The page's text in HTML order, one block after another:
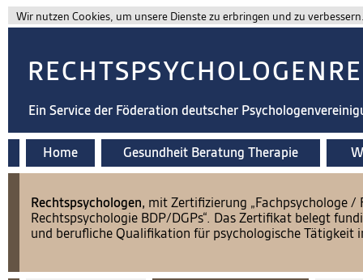
Wir nutzen Cookies, um unsere Dienste zu erbringen und zu
Ein Service der Föderation deutscher
Home Gesundheit Beratung Therapie
​Rechtspsychologen, mit Zertifizierung „Fachpsychologe /
Rechtspsychologie BDP/DGPs“. Das Zertifikat belegt
und berufliche Qualifikation für psychologische Tätigkeit